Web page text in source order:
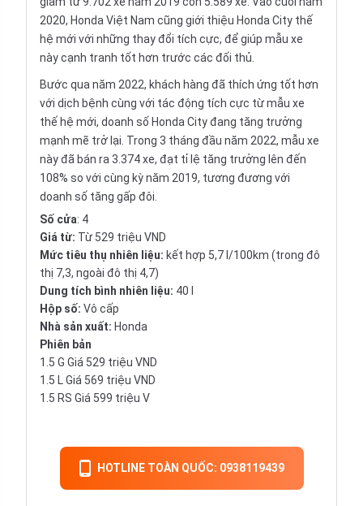
2020, Honda Việt Nam cũng giới thiệu Honda City thế
hệ mới với những thay đổi tích cực, để giúp mẫu xe
này cạnh tranh tốt hơn trước các đối thủ.
Bước qua năm 2022, khách hàng đã thích ứng tốt hơn
với dịch bệnh cùng với tác động tích cực từ mẫu xe
thế hệ mới, doanh số Honda City đang tăng trưởng
mạnh mẽ trở lại. Trong 3 tháng đầu năm 2022, mẫu xe
này đã bán ra 3.374 xe, đạt tỉ lệ tăng trưởng lên đến
108% so với cùng kỳ năm 2019, tương đương với
doanh số tăng gấp đôi.
Số cửa: 4
Giá từ: Từ 529 triệu VND
Mức tiêu thụ nhiên liệu: kết hợp 5,7 l/100km (trong đô
thị 7,3, ngoài đô thị 4,7)
Dung tích bình nhiên liệu: 40 l
Hộp số: Vô cấp
Nhà sản xuất: Honda
Phiên bản
1.5 G Giá 529 triệu VND
1.5 L Giá 569 triệu VND
1.5 RS Giá 599 triệu V
HOTLINE TOÀN QUỐC: 0938119439